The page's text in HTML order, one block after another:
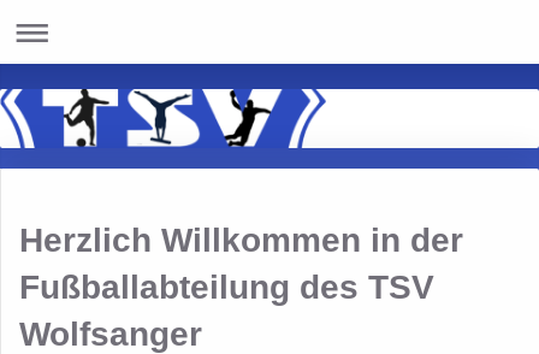
Herzlich Willkommen in der
Fußballabteilung des TSV
Wolfsanger